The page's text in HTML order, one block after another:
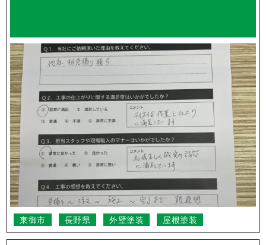
東御市 長野県 外壁塗装 屋根塗装